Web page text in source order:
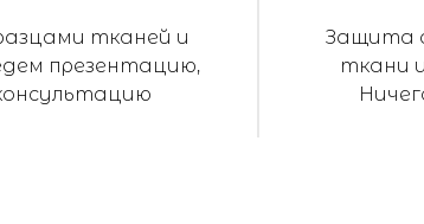
тканей и
презентацию,
Защита
ткани